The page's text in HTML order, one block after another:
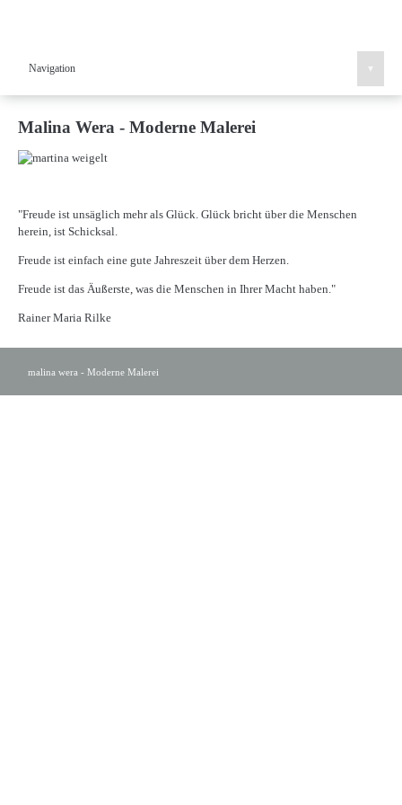
Navigation ▾
Malina Wera - Moderne Malerei
"Freude ist unsäglich mehr als Glück. Glück bricht über die Menschen
herein, ist Schicksal.
Freude ist einfach eine gute Jahreszeit über dem Herzen.
Freude ist das Äußerste, was die Menschen in Ihrer Macht haben."
Rainer Maria Rilke
malina wera - Moderne Malerei